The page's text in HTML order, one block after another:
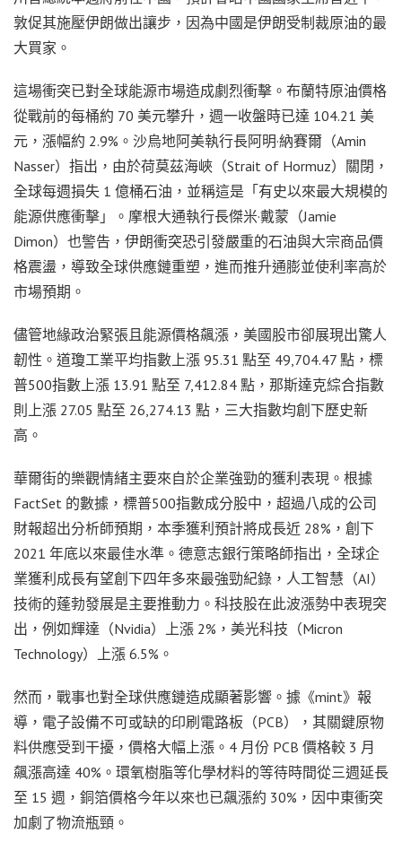
敦促其施壓伊朗做出讓步，因為中國是伊朗受制裁原油的最
大買家。
這場衝突已對全球能源市場造成劇烈衝擊。布蘭特原油價格
從戰前的每桶約 70 美元攀升，週一收盤時已達 104.21 美
元，漲幅約 2.9%。沙烏地阿美執行長阿明·納賽爾（Amin
Nasser）指出，由於荷莫茲海峽（Strait of Hormuz）關閉，
全球每週損失 1 億桶石油，並稱這是「有史以來最大規模的
能源供應衝擊」。摩根大通執行長傑米·戴蒙（Jamie
Dimon）也警告，伊朗衝突恐引發嚴重的石油與大宗商品價
格震盪，導致全球供應鏈重塑，進而推升通膨並使利率高於
市場預期。
儘管地緣政治緊張且能源價格飆漲，美國股市卻展現出驚人
韌性。道瓊工業平均指數上漲 95.31 點至 49,704.47 點，標
普500指數上漲 13.91 點至 7,412.84 點，那斯達克綜合指數
則上漲 27.05 點至 26,274.13 點，三大指數均創下歷史新
高。
華爾街的樂觀情緒主要來自於企業強勁的獲利表現。根據
FactSet 的數據，標普500指數成分股中，超過八成的公司
財報超出分析師預期，本季獲利預計將成長近 28%，創下
2021 年底以來最佳水準。德意志銀行策略師指出，全球企
業獲利成長有望創下四年多來最強勁紀錄，人工智慧（AI）
技術的蓬勃發展是主要推動力。科技股在此波漲勢中表現突
出，例如輝達（Nvidia）上漲 2%，美光科技（Micron
Technology）上漲 6.5%。
然而，戰事也對全球供應鏈造成顯著影響。據《mint》報
導，電子設備不可或缺的印刷電路板（PCB），其關鍵原物
料供應受到干擾，價格大幅上漲。4 月份 PCB 價格較 3 月
飆漲高達 40%。環氧樹脂等化學材料的等待時間從三週延長
至 15 週，銅箔價格今年以來也已飆漲約 30%，因中東衝突
加劇了物流瓶頸。